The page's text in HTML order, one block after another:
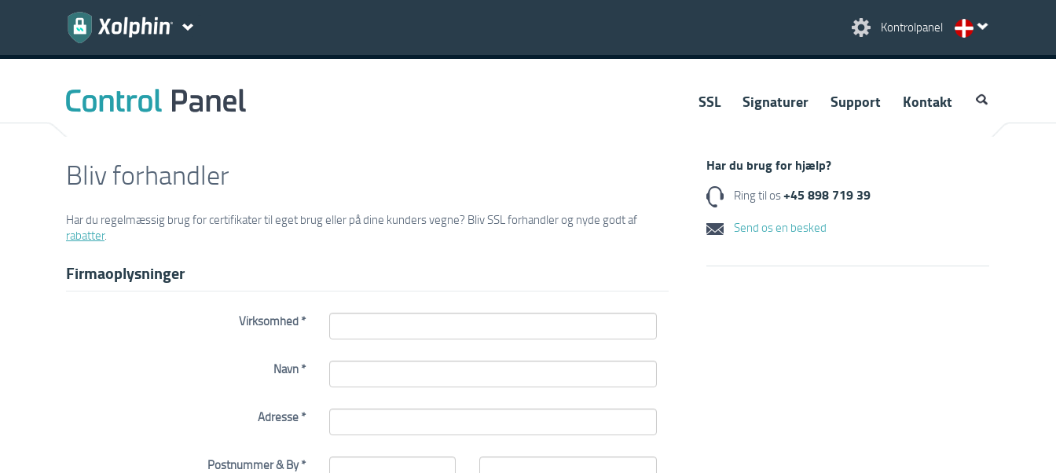
Kontrolpanel
SSL Signaturer Support Kontakt
Bliv forhandler
Har du regelmæssig brug for certifikater til eget brug eller på dine kunders vegne? Bliv SSL forhandler og nyde godt af
rabatter.
Firmaoplysninger
Virksomhed *
Navn *
Adresse *
Postnummer & By *
Har du brug for hjælp?
Ring til os+45 898 719 39
Send os en besked